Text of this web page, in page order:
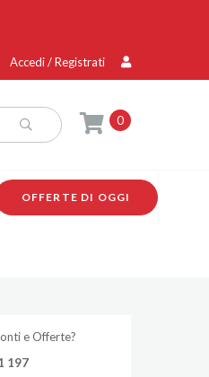
Accedi / Registrati
0
OFFERTE DI OGGI
e Offerte?
197